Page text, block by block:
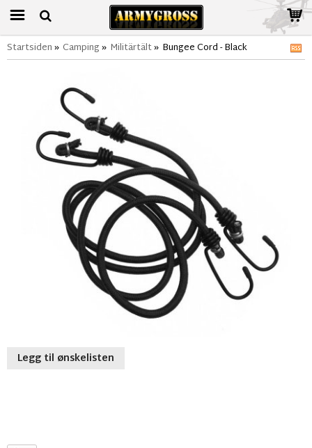
Startsiden» Camping» Militärtält» Bungee Cord - Black
Legg til ønskelisten